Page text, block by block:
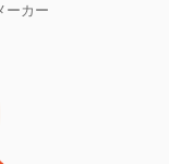
ーカー